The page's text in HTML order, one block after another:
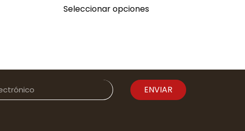
Seleccionar opciones
ENVIAR